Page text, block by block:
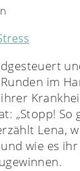
im
„Stopp!
Lena,
wie es